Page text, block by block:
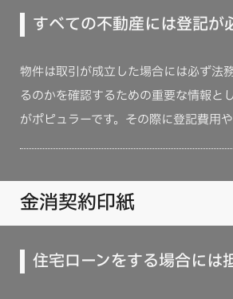
すべての不動産には登記が
物件は取引が成立した場合には必ず法
るのかを確認するための重要な情報と
がポピュラーです。その際に登記費用
金消契約印紙
住宅ローンをする場合には